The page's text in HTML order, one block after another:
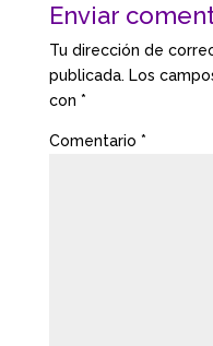
Enviar
Tu dirección de
publicada. Los
con *
Comentario *